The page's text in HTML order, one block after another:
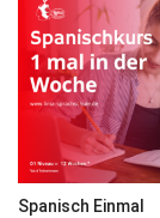
Spanisch Einmal